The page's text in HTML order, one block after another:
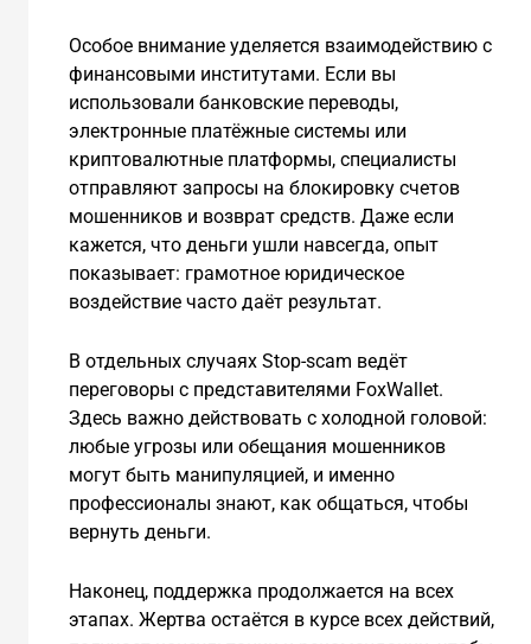
Особое внимание уделяется взаимодействию с
финансовыми институтами. Если вы
использовали банковские переводы,
электронные платёжные системы или
криптовалютные платформы, специалисты
отправляют запросы на блокировку счетов
мошенников и возврат средств. Даже если
кажется, что деньги ушли навсегда, опыт
показывает: грамотное юридическое
воздействие часто даёт результат.
В отдельных случаях Stop-scam ведёт
переговоры с представителями FoxWallet.
Здесь важно действовать с холодной головой:
любые угрозы или обещания мошенников
могут быть манипуляцией, и именно
профессионалы знают, как общаться, чтобы
вернуть деньги.
Наконец, поддержка продолжается на всех
этапах. Жертва остаётся в курсе всех действий,